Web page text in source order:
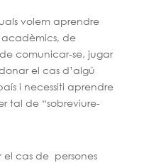
volem aprendre
de
comunicar-se, jugar
el cas d’algú
i necessiti aprendre
tal de “sobreviure-
el cas de persones